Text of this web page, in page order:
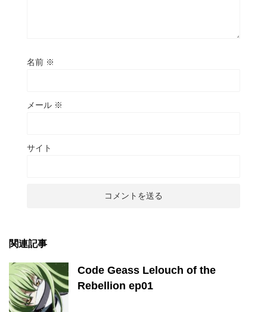
名前 ※
メール ※
サイト
関連記事
Code Geass Lelouch of the
Rebellion ep01